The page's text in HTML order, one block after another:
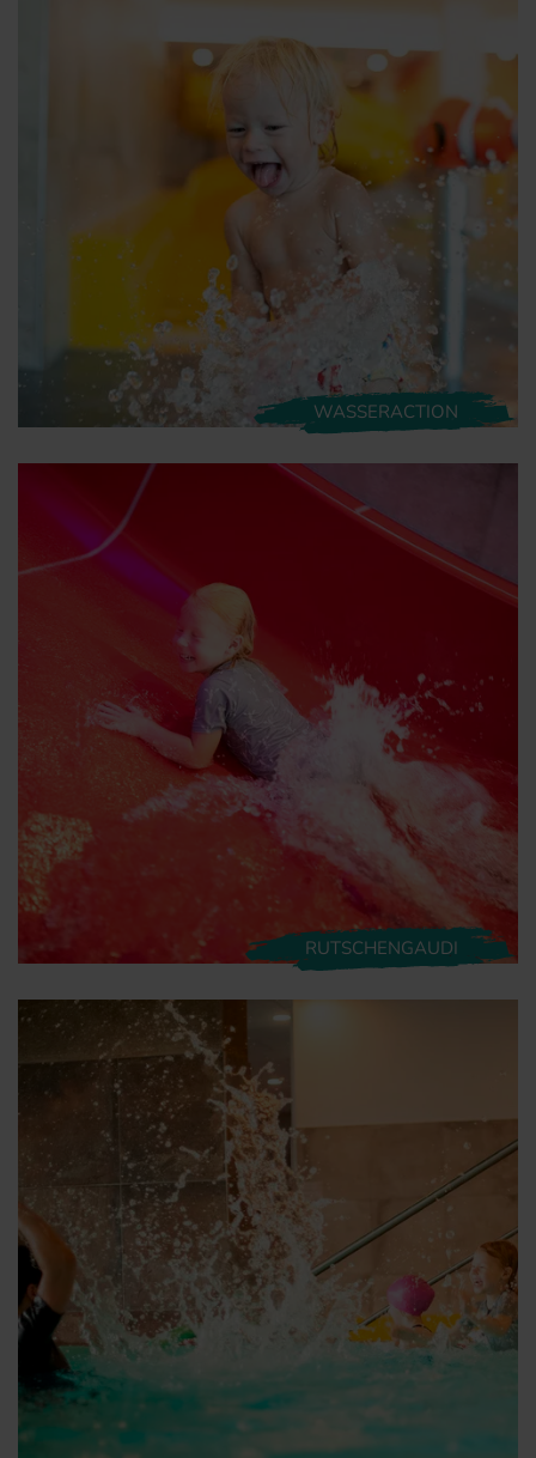
WASSERACTION
RUTSCHENGAUDI